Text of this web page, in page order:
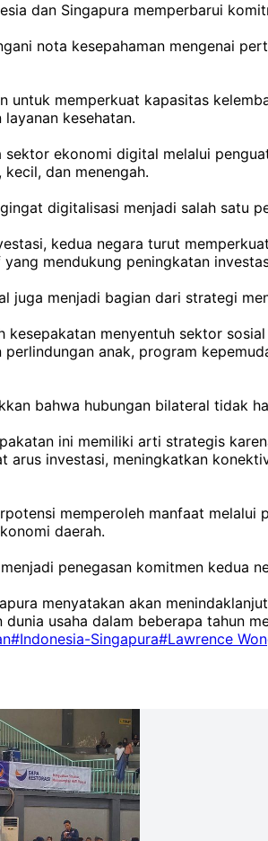
dan Singapura memperbarui
nota kesepahaman mengenai
untuk memperkuat kapasitas
kesehatan.
sektor ekonomi digital melalui
dan menengah.
digitalisasi menjadi salah satu
kedua negara turut
mendukung peningkatan
juga menjadi bagian dari strategi
kesepakatan menyentuh sektor
anak, program
bahwa hubungan bilateral tidak
ini memiliki arti strategis
arus investasi, meningkatkan
memperoleh manfaat
daerah.
penegasan komitmen kedua
menyatakan akan
usaha dalam beberapa tahun
#Indonesia-Singapura#Lawrence